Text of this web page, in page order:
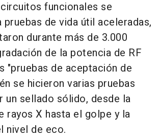
funcionales se
de vida útil aceleradas,
durante más de 3.000
de la potencia de RF
"pruebas de aceptación de
se hicieron varias pruebas
un sellado sólido, desde la
rayos X hasta el golpe y la
nivel de eco.